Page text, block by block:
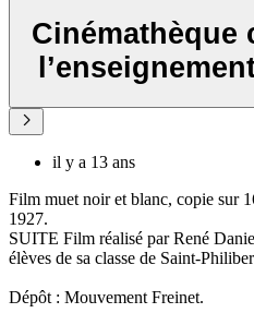
Cinémathèque
il y a 13 ans
Film muet noir et blanc, copie sur
1927.
SUITE Film réalisé par René
élèves de sa classe de Saint-
Dépôt : Mouvement Freinet.